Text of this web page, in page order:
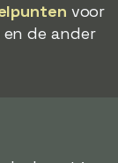
voor
de ander